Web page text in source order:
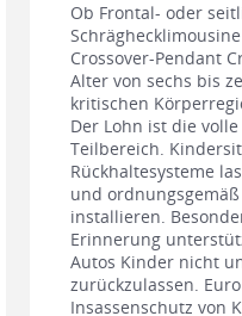
Ob Frontal- oder
Crossover-Pendant
Alter von sechs bis
kritischen
Der Lohn ist die
Teilbereich.
Rückhaltesysteme
und
installieren.
Erinnerung
Autos Kinder nicht
zurückzulassen.
Insassenschutz von